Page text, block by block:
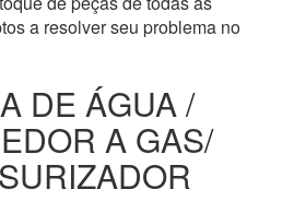
a resolver seu problema no
DE ÁGUA /
A GAS/